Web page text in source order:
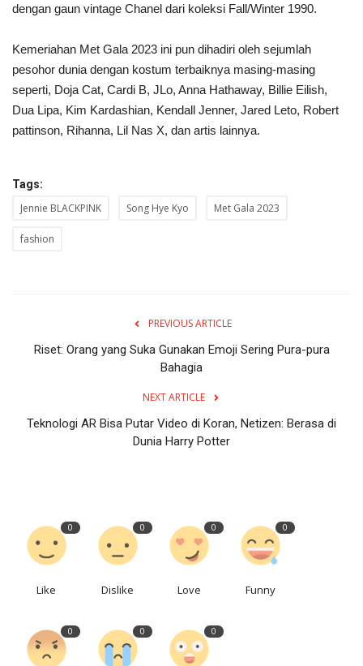
dengan gaun vintage Chanel dari koleksi Fall/Winter 1990.
Kemeriahan Met Gala 2023 ini pun dihadiri oleh sejumlah
pesohor dunia dengan kostum terbaiknya masing-masing
seperti, Doja Cat, Cardi B, JLo, Anna Hathaway, Billie Eilish,
Dua Lipa, Kim Kardashian, Kendall Jenner, Jared Leto, Robert
pattinson, Rihanna, Lil Nas X, dan artis lainnya.
Tags:
Jennie BLACKPINK Song Hye Kyo Met Gala 2023
fashion
PREVIOUS ARTICLE
Riset: Orang yang Suka Gunakan Emoji Sering Pura-pura
Bahagia
NEXT ARTICLE
Teknologi AR Bisa Putar Video di Koran, Netizen: Berasa di
Dunia Harry Potter
0
Like
0
Dislike
0
Love
0
Funny
0 0 0